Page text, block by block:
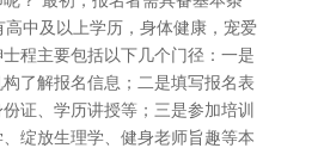
高中及以上学历，身体健康，宠爱
程主要包括以下几个门径：一是
了解报名信息；二是填写报名表
证、学历讲授等；三是参加培训
绽放生理学、健身老师旨趣等本